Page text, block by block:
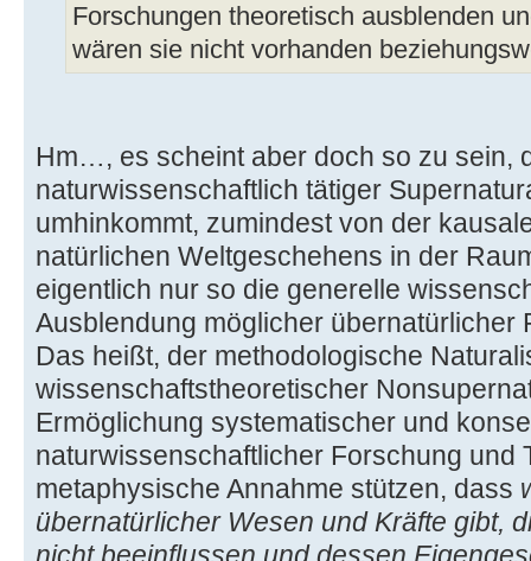
Forschungen theoretisch ausblenden
wären sie nicht vorhanden
Hm…, es scheint aber doch so zu sein,
naturwissenschaftlich tätiger
umhinkommt, zumindest von der
natürlichen Weltgeschehens in der
eigentlich nur so die generelle
Ausblendung möglicher übernatürlicher
Das heißt, der methodologische
wissenschaftstheoretischer
Ermöglichung systematischer und
naturwissenschaftlicher Forschung und
metaphysische Annahme stützen, dass
übernatürlicher Wesen und Kräfte gibt,
nicht beeinflussen und dessen